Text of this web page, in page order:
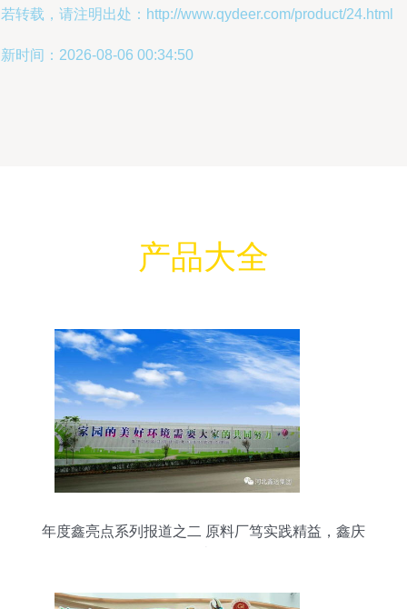
转载，请注明出处：http://www.qydeer.com/product/24.html
时间：2026-08-06 00:34:50
产品大全
年度鑫亮点系列报道之二 原料厂笃实践精益，鑫庆